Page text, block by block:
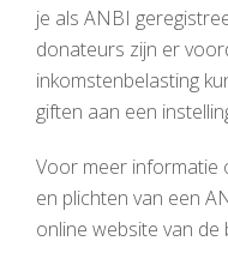
je als ANBI
donateurs zijn er
inkomstenbelasting
giften aan een
Voor meer informatie
en plichten van een
online website van de